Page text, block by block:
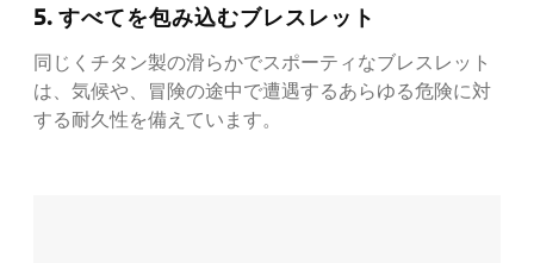
5. すべてを包み込むブレスレット
同じくチタン製の滑らかでスポーティなブレスレット
は、気候や、冒険の途中で遭遇するあらゆる危険に対
する耐久性を備えています。